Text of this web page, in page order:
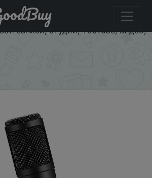
конденсаторные
ПК, компьютера, ноутбука, для
записи, студии, YouTube, видео,